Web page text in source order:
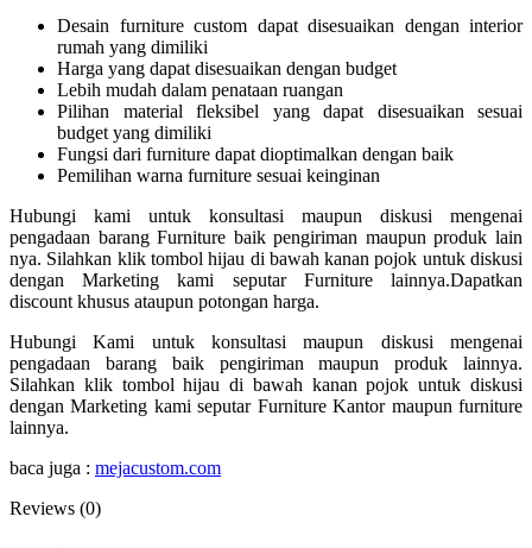
Desain furniture custom dapat disesuaikan dengan interior
rumah yang dimiliki
Harga yang dapat disesuaikan dengan budget
Lebih mudah dalam penataan ruangan
Pilihan material fleksibel yang dapat disesuaikan sesuai
budget yang dimiliki
Fungsi dari furniture dapat dioptimalkan dengan baik
Pemilihan warna furniture sesuai keinginan
Hubungi kami untuk konsultasi maupun diskusi mengenai
pengadaan barang Furniture baik pengiriman maupun produk lain
nya. Silahkan klik tombol hijau di bawah kanan pojok untuk diskusi
dengan Marketing kami seputar Furniture lainnya.Dapatkan
discount khusus ataupun potongan harga.
Hubungi Kami untuk konsultasi maupun diskusi mengenai
pengadaan barang baik pengiriman maupun produk lainnya.
Silahkan klik tombol hijau di bawah kanan pojok untuk diskusi
dengan Marketing kami seputar Furniture Kantor maupun furniture
lainnya.
baca juga : mejacustom.com
Reviews (0)